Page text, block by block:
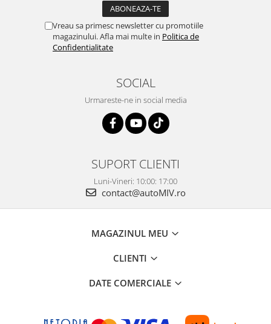
Vreau sa primesc newsletter cu promotiile
magazinului. Afla mai multe in Politica de
Confidentialitate
SOCIAL
Urmareste-ne in social media
SUPORT CLIENTI
Luni-Vineri: 10:00: 17:00
contact@autoMIV.ro
MAGAZINUL MEU
CLIENTI
DATE COMERCIALE